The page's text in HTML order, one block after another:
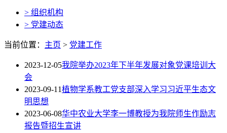
> 组织机构
> 党建动态
当前位置： 主页 > 党建工作
2023-12-05我院举办2023年下半年发展对象党课培训大
会
2023-09-11植物学系教工党支部深入学习习近平生态文
明思想
2023-06-08华中农业大学李一博教授为我院师生作励志
报告暨招生宣讲